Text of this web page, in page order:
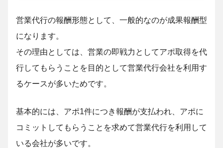
営業代行の報酬形態として、一般的なのが成果報酬型
になります。
その理由としては、営業の即戦力としてアポ取得を代
行してもらうことを目的として営業代行会社を利用す
るケースが多いためです。
基本的には、アポ1件につき報酬が支払われ、アポに
コミットしてもらうことを求めて営業代行を利用して
いる会社が多いです。